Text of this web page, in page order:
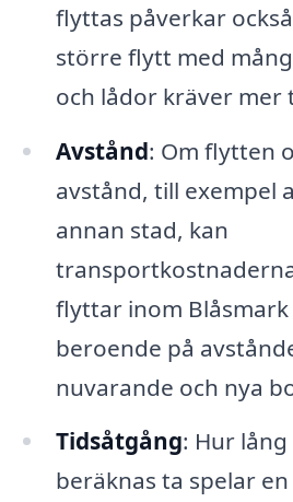
flyttas påverkar
större flytt med
och lådor kräver mer
Avstånd: Om flytten
avstånd, till exempel
annan stad, kan
flyttar inom
beroende på
nuvarande och nya
Tidsåtgång: Hur
beräknas ta spelar